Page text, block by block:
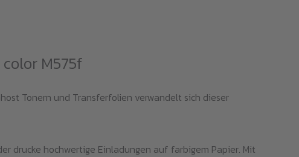
M575f
Tonern und Transferfolien verwandelt sich dieser
drucke hochwertige Einladungen auf farbigem Papier. Mit